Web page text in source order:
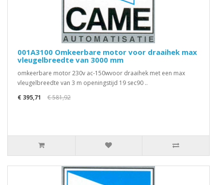
001A3100 Omkeerbare motor voor draaihek max
vleugelbreedte van 3000 mm
omkeerbare motor 230v ac-150wvoor draaihek met een max
vleugelbreedte van 3 m openingstijd 19 sec90 ..
€ 395,71
€ 581,92